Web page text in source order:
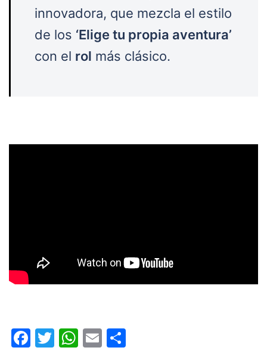
innovadora, que mezcla el estilo
de los ‘Elige tu propia aventura’
con el rol más clásico.
Facebook
Twitter
WhatsApp
Email